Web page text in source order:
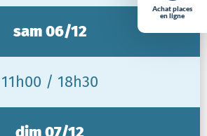
Achat places
en ligne
sam 06/12
11h00 / 18h30
dim 07/12